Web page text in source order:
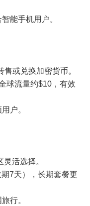
能手机用户。
售或兑换加密货币。
球流量约$10，有效
户。
活选择。
7天），长期套餐更
行。